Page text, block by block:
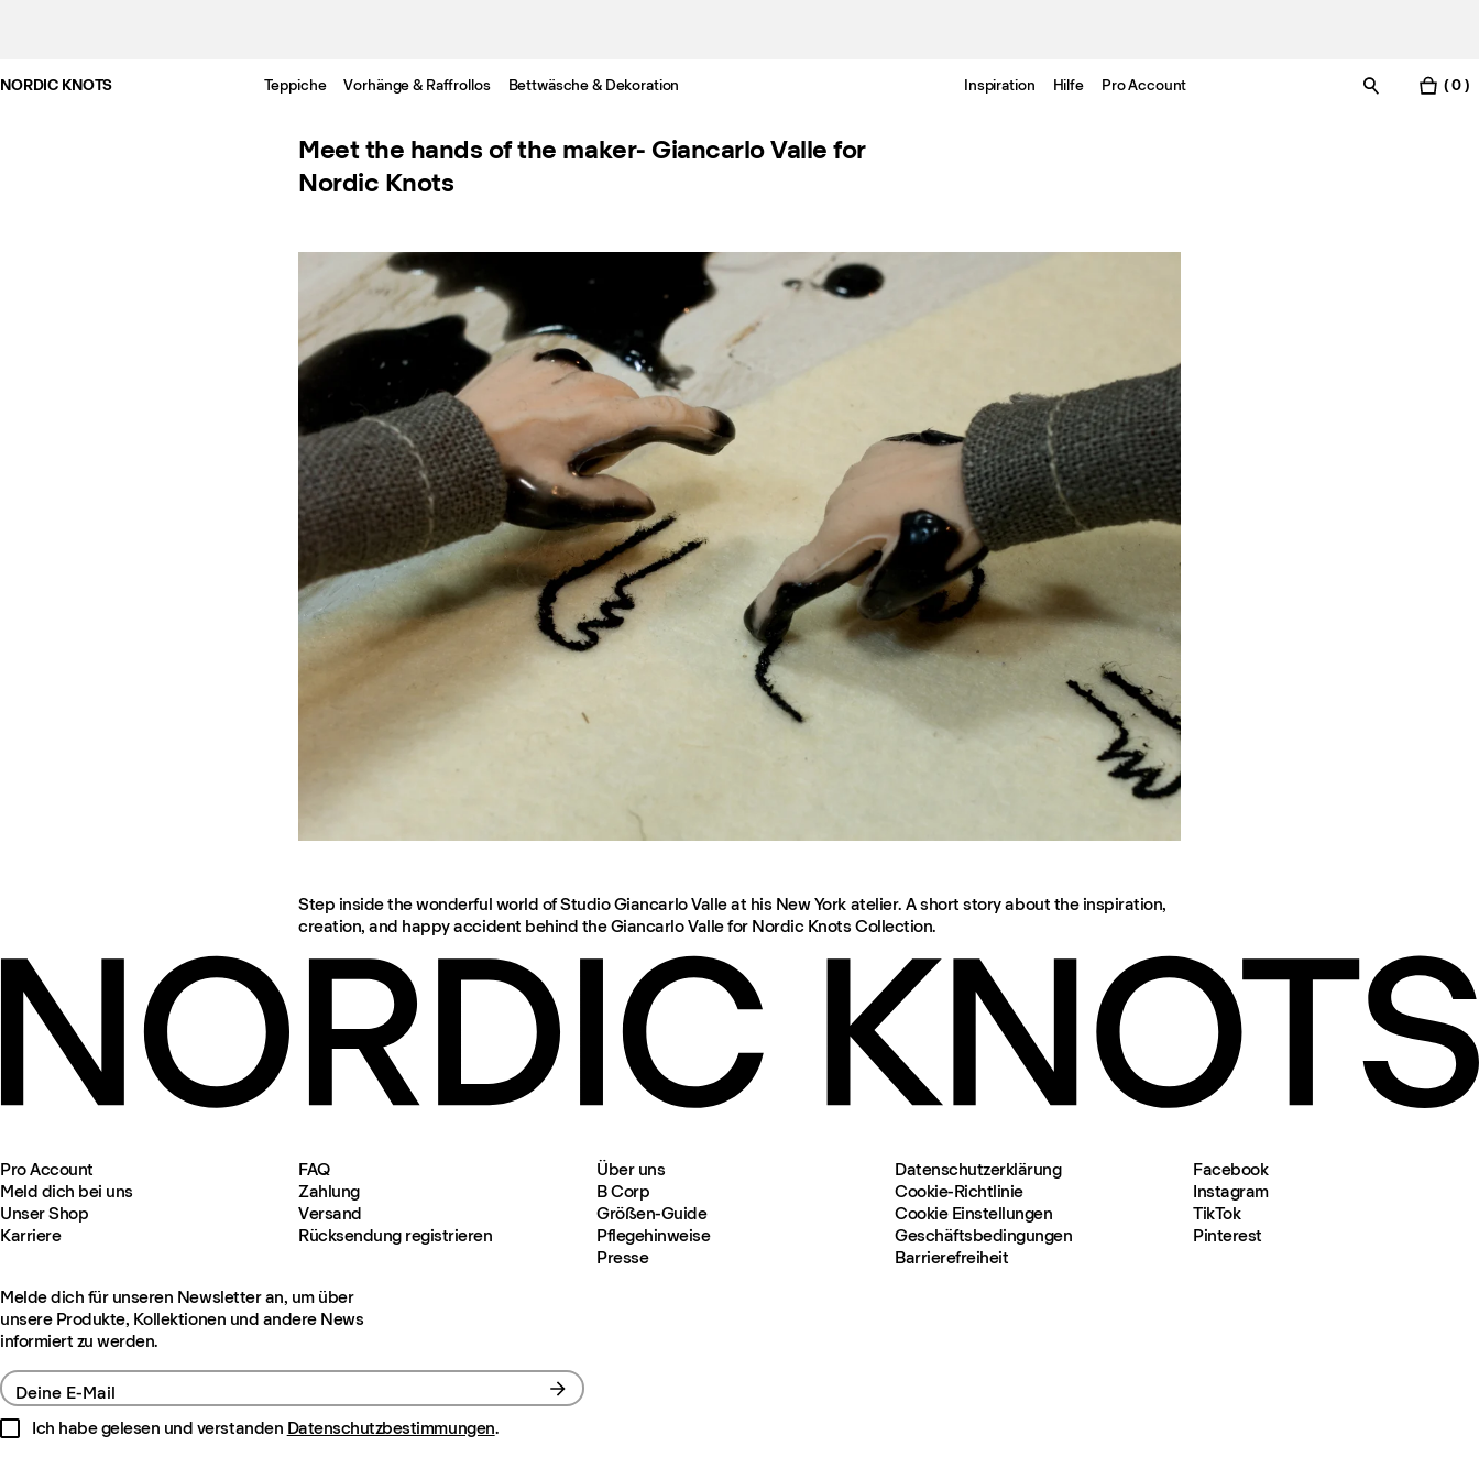
NORDIC KNOTS Teppiche Vorhänge & Raffrollos Bettwäsche & Dekoration Inspiration Hilfe Pro Account ( 0 )
Meet the hands of the maker- Giancarlo Valle for
Nordic Knots
Step inside the wonderful world of Studio Giancarlo Valle at his New York atelier. A short story about the inspiration,
creation, and happy accident behind the Giancarlo Valle for Nordic Knots Collection.
Pro Account
Meld dich bei uns
Unser Shop
Karriere
FAQ
Zahlung
Versand
Rücksendung registrieren
Über uns
B Corp
Größen-Guide
Pflegehinweise
Presse
Datenschutzerklärung
Cookie-Richtlinie
Cookie Einstellungen
Geschäftsbedingungen
Barrierefreiheit
Facebook
Instagram
TikTok
Pinterest
Melde dich für unseren Newsletter an, um über
unsere Produkte, Kollektionen und andere News
informiert zu werden.
Deine E-Mail
Ich habe gelesen und verstanden Datenschutzbestimmungen.